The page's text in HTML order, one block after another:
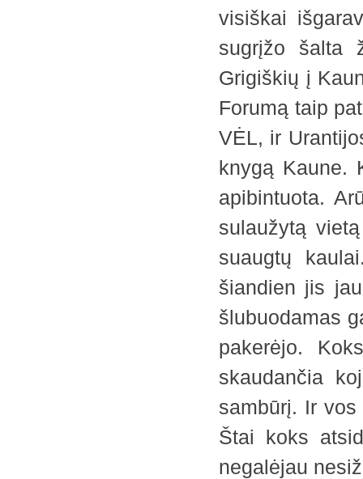
visiškai
sugrįžo šalta
Grigiškių į
Forumą taip
VĖL, ir
knygą Kaune.
apibintuota.
sulaužytą
suaugtų
šiandien jis
šlubuodamas
pakerėjo.
skaudančia
sambūrį. Ir
Štai koks
negalėjau